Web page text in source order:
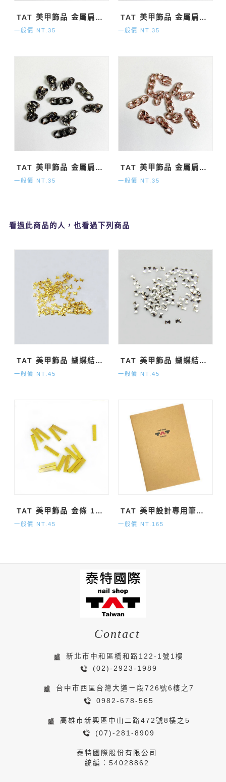
TAT 美甲飾品 金屬扁鏈條 霧金
一般價 NT.35
TAT 美甲飾品 金屬扁鏈條 霧銀
一般價 NT.35
TAT 美甲飾品 金屬扁鏈條 黑
一般價 NT.35
TAT 美甲飾品 金屬扁鏈條 玫瑰金
一般價 NT.35
看過此商品的人，也看過下列商品
TAT 美甲飾品 蝴蝶結鋁片4x2mm 金
一般價 NT.45
TAT 美甲飾品 蝴蝶結鋁片4x2mm 銀
一般價 NT.45
TAT 美甲飾品 金條 10mm
一般價 NT.45
TAT 美甲設計專用筆記本
一般價 NT.165
Contact
新北市中和區橋和路122-1號1樓
(02)-2923-1989
台中市西區台灣大道ㄧ段726號6樓之7
0982-678-565
高雄市新興區中山二路472號8樓之5
(07)-281-8909
泰特國際股份有限公司
統編：54028862